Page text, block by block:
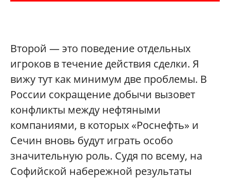
Второй — это поведение отдельных
игроков в течение действия сделки. Я
вижу тут как минимум две проблемы. В
России сокращение добычи вызовет
конфликты между нефтяными
компаниями, в которых «Роснефть» и
Сечин вновь будут играть особо
значительную роль. Судя по всему, на
Софийской набережной результаты